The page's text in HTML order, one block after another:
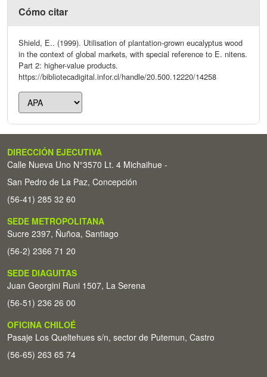
Cómo citar
Shield, E.. (1999). Utilisation of plantation-grown eucalyptus wood
in the context of global markets, with special reference to E. nitens.
Part 2: higher-value products.
https://bibliotecadigital.infor.cl/handle/20.500.12220/14258
DIRECCIÓN EJECUTIVA
Calle Nueva Uno N°3570 Lt. 4 Michaihue -
San Pedro de La Paz, Concepción
(56-41) 285 32 60
SEDE METROPOLITANA
Sucre 2397, Ñuñoa, Santiago
(56-2) 2366 71 20
SEDE DIAGUITAS
Juan Georgini Runi 1507, La Serena
(56-51) 236 26 00
OFICINA CHILOÉ
Pasaje Los Queltehues s/n, sector de Putemun, Castro
(56-65) 263 65 74